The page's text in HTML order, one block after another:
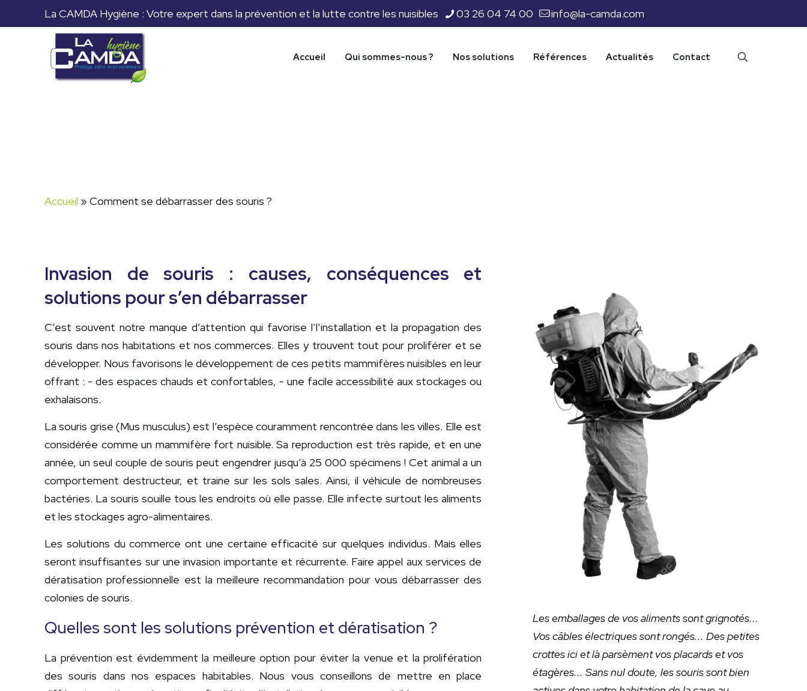
La CAMDA Hygiène : Votre expert dans la prévention et la lutte contre les nuisibles 03 26 04 74 00 info@la-camda.com
Accueil Qui sommes-nous ? Nos solutions Références Actualités Contact
Accueil » Comment se débarrasser des souris ?
Invasion de souris : causes, conséquences et
solutions pour s’en débarrasser
C’est souvent notre manque d’attention qui favorise l’l’installation et la propagation des
souris dans nos habitations et nos commerces. Elles y trouvent tout pour proliférer et se
développer. Nous favorisons le développement de ces petits mammifères nuisibles en leur
offrant : - des espaces chauds et confortables, - une facile accessibilité aux stockages ou
exhalaisons.
La souris grise (Mus musculus) est l’espèce couramment rencontrée dans les villes. Elle est
considérée comme un mammifère fort nuisible. Sa reproduction est très rapide, et en une
année, un seul couple de souris peut engendrer jusqu’à 25 000 spécimens ! Cet animal a un
comportement destructeur, et traine sur les sols sales. Ainsi, il véhicule de nombreuses
bactéries. La souris souille tous les endroits où elle passe. Elle infecte surtout les aliments
et les stockages agro-alimentaires.
Les solutions du commerce ont une certaine efficacité sur quelques individus. Mais elles
seront insuffisantes sur une invasion importante et récurrente. Faire appel aux services de
dératisation professionnelle est la meilleure recommandation pour vous débarrasser des
colonies de souris.
Quelles sont les solutions prévention et dératisation ?
La prévention est évidemment la meilleure option pour éviter la venue et la prolifération
des souris dans nos espaces habitables. Nous vous conseillons de mettre en place
Les emballages de vos aliments sont grignotés...
Vos câbles électriques sont rongés... Des petites
crottes ici et là parsèment vos placards et vos
étagères... Sans nul doute, les souris sont bien